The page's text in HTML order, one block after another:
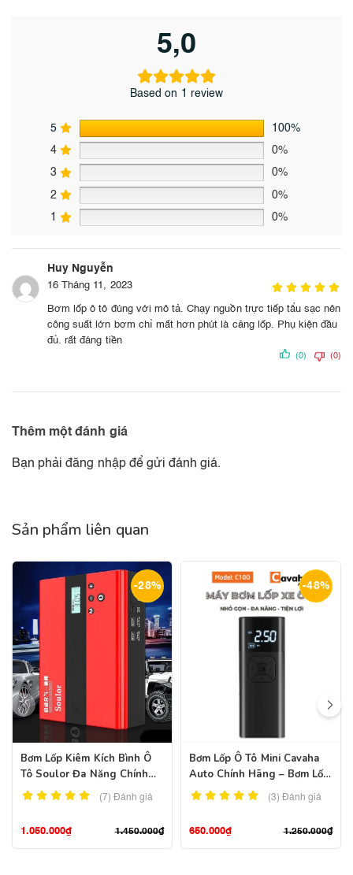
5,0
Based on 1 review
5 100%
4 0%
3 0%
2 0%
1 0%
Huy Nguyễn
16 Tháng 11, 2023
Bơm lốp ô tô đúng với mô tả. Chạy nguồn trực tiếp tẩu sạc nên
công suất lớn bơm chỉ mất hơn phút là căng lốp. Phụ kiện đầu
đủ. rất đáng tiền
(0) (0)
Thêm một đánh giá
Bạn phảiđăng nhậpđể gửi đánh giá.
Sản phẩm liên quan
-28%
Bơm Lốp Kiêm Kích Bình Ô
Tô Soulor Đa Năng Chính
Hãng – Pin 68900mah
(7)Đánh giá
1.450.000₫
1.050.000₫
-48%
Bơm Lốp Ô Tô Mini Cavaha
Auto Chính Hãng – Bơm Lốp
Ô Tô Kiêm Sạc Dự Phòng
(3)Đánh giá
1.250.000₫
650.000₫